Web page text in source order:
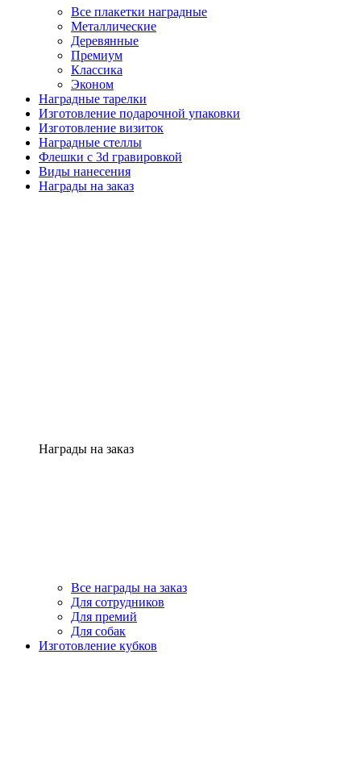
Все плакетки наградные
Металлические
Деревянные
Премиум
Классика
Эконом
Наградные тарелки
Изготовление подарочной упаковки
Изготовление визиток
Наградные стеллы
Флешки с 3d гравировкой
Виды нанесения
Награды на заказ
Награды на заказ
Все награды на заказ
Для сотрудников
Для премий
Для собак
Изготовление кубков